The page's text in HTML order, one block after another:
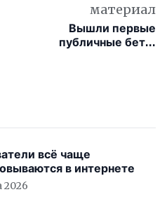
материал
Вышли первые
публичные бета-
всё чаще
в интернете
2026